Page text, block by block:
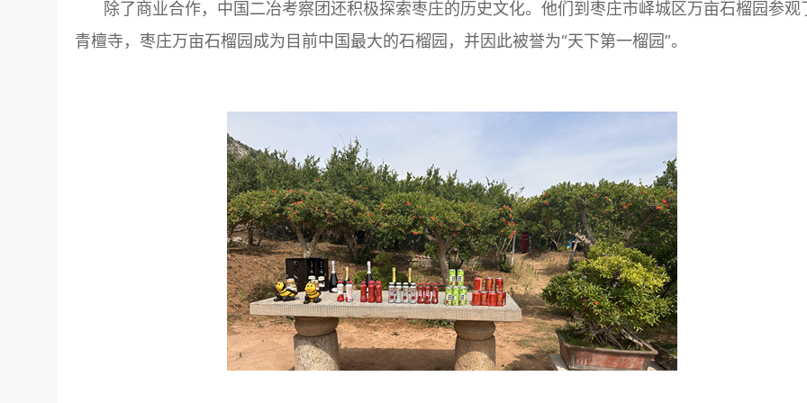
除了商业合作，中国二冶考察团还积极探索枣庄的历史文化。他们到枣庄市峄城区万亩石榴园参观
青檀寺，枣庄万亩石榴园成为目前中国最大的石榴园，并因此被誉为“天下第一榴园”。